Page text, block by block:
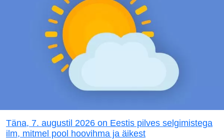
Täna, 7. augustil 2026 on Eestis pilves selgimistega
ilm, mitmel pool hoovihma ja äikest